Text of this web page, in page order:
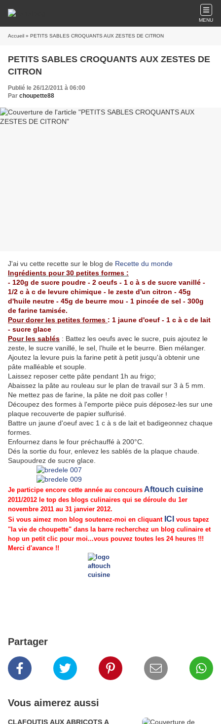
MENU
Accueil » PETITS SABLES CROQUANTS AUX ZESTES DE CITRON
PETITS SABLES CROQUANTS AUX ZESTES DE
CITRON
Publié le 26/12/2011 à 06:00
Par choupette88
J'ai vu cette recette sur le blog de Recette du monde
Ingrédients pour 30 petites formes :
- 120g de sucre poudre - 2 oeufs - 1 c à s de sucre vanillé -
1/2 c à c de levure chimique - le zeste d'un citron - 45g
d'huile neutre - 45g de beurre mou - 1 pincée de sel - 300g
de farine tamisée.
Pour dorer les petites formes : 1 jaune d'oeuf - 1 c à c de lait
- sucre glace
Pour les sablés : Battez les oeufs avec le sucre, puis ajoutez le
zeste, le sucre vanillé, le sel, l'huile et le beurre. Bien mélanger.
Ajoutez la levure puis la farine petit à petit jusqu'à obtenir une
pâte malléable et souple.
Laissez reposer cette pâte pendant 1h au frigo;
Abaissez la pâte au rouleau sur le plan de travail sur 3 à 5 mm.
Ne mettez pas de farine, la pâte ne doit pas coller !
Découpez des formes à l'emporte pièce puis déposez-les sur une
plaque recouverte de papier sulfurisé.
Battre un jaune d'oeuf avec 1 c à s de lait et badigeonnez chaque
formes.
Enfournez dans le four préchauffé à 200°C.
Dés la sortie du four, enlevez les sablés de la plaque chaude.
Saupoudrez de sucre glace.
Je participe encore cette année au concours Aftouch cuisine
2011/2012 le top des blogs culinaires qui se déroule du 1er
novembre 2011 au 31 janvier 2012.
Si vous aimez mon blog soutenez-moi en cliquant ICI vous tapez
"la vie de choupette" dans la barre recherchez un blog culinaire et
hop un petit clic pour moi...vous pouvez toutes les 24 heures !!!
Merci d'avance !!
Partager
Vous aimerez aussi
CLAFOUTIS AUX ABRICOTS A